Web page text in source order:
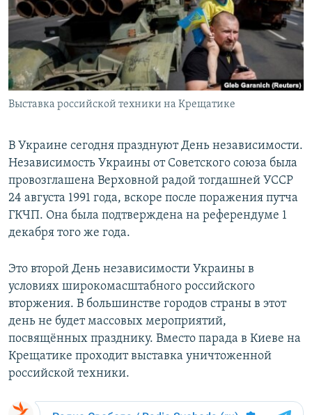
РАСПИСАНИЕ ВЕЩАНИЯ
ПОДПИШИТЕСЬ НА РАССЫЛКУ
СОЦИАЛЬНЫЕ СЕТИ
Все сайты РСЕ/РС
Выставка российской техники на Крещатике
В Украине сегодня празднуют День независимости.
Независимость Украины от Советского союза была
провозглашена Верховной радой тогдашней УССР
24 августа 1991 года, вскоре после поражения путча
ГКЧП. Она была подтверждена на референдуме 1
декабря того же года.
Это второй День независимости Украины в
условиях широкомасштабного российского
вторжения. В большинстве городов страны в этот
день не будет массовых мероприятий,
посвящённых празднику. Вместо парада в Киеве на
Крещатике проходит выставка уничтоженной
российской техники.